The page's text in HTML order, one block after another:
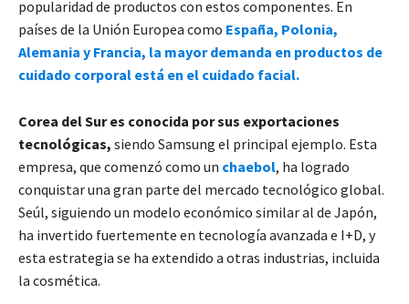
popularidad de productos con estos componentes. En
países de la Unión Europea como España, Polonia,
Alemania y Francia, la mayor demanda en productos de
cuidado corporal está en el cuidado facial.
Corea del Sur es conocida por sus exportaciones
tecnológicas, siendo Samsung el principal ejemplo. Esta
empresa, que comenzó como un chaebol, ha logrado
conquistar una gran parte del mercado tecnológico global.
Seúl, siguiendo un modelo económico similar al de Japón,
ha invertido fuertemente en tecnología avanzada e I+D, y
esta estrategia se ha extendido a otras industrias, incluida
la cosmética.